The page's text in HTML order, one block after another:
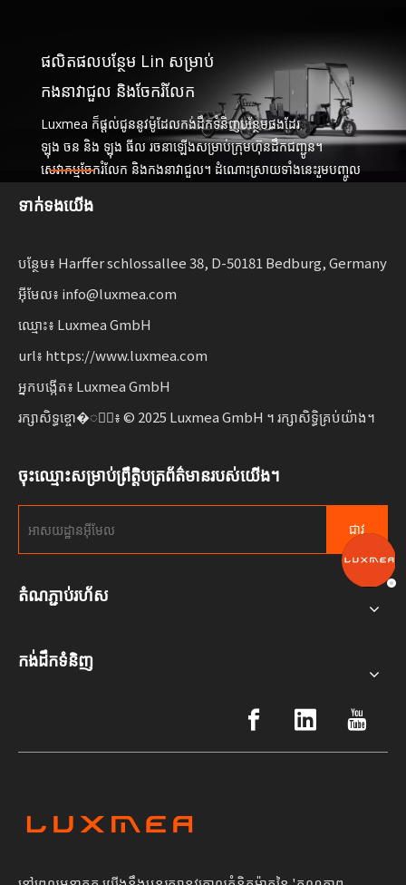
ផលិតផលបន្ថែម Lin សម្រាប់
កងនាវាជួល និងចែករំលែក
Luxmea ក៏ផ្តល់ជូននូវម៉ូដែលកង់ដឹកទំនិញបន្ថែមផងដែរ
ឡុង ចន និង ឡុង ធីល រចនាឡើងសម្រាប់ក្រុមហ៊ុនដឹកជញ្ជូន។
សេវាកម្មចែករំលែក និងកងនាវាជួល។ ដំណោះស្រាយទាំងនេះរួមបញ្ចូល
គ្នានូវមុខងារ
ជាមួយនឹងភាពបត់បែនសម្រាប់អាជីវកម្ម ពង្រីកការចល័តប្រកបដោយ
ទាក់ទង​យើង
បន្ថែម៖ Harffer schlossallee 38, D-50181 Bedburg, Germany
អ៊ីមែល៖ info@luxmea.com
ឈ្មោះ៖ Luxmea GmbH
url៖ https://www.luxmea.com
អ្នកបង្កើត៖ Luxmea GmbH
រក្សាសិទ្ធខ្ចោ�ាំ៖ © 2025 Luxmea GmbH ។ រក្សាសិទ្ធិគ្រប់យ៉ាង។
ចុះឈ្មោះសម្រាប់ព្រឹត្តិបត្រព័ត៌មានរបស់យើង។
ជាវ
តំណភ្ជាប់រហ័ស
កង់ដឹកទំនិញ